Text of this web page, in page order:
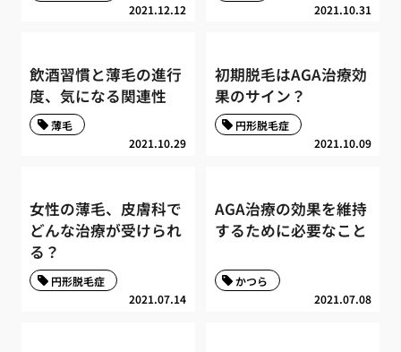
2021.12.12 2021.10.31
飲酒習慣と薄毛の進行
度、気になる関連性
2021.10.29
薄毛
初期脱毛はAGA治療効
果のサイン？
2021.10.09
円形脱毛症
女性の薄毛、皮膚科で
どんな治療が受けられ
る？
2021.07.14
円形脱毛症
AGA治療の効果を維持
するために必要なこと
2021.07.08
かつら